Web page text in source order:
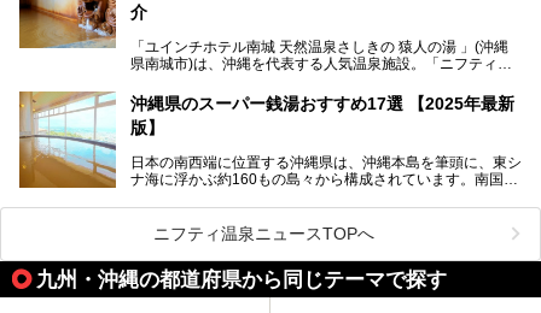
介
「ユインチホテル南城 天然温泉さしきの 猿人の湯 」(沖縄
県南城市)は、沖縄を代表する人気温泉施設。「ニフティ温
位を獲得し、平日・土日にかかわらず多くの常連客や温泉フ
ァンが訪れます。
ンに注目される存在。今回は貸切湯にスポットを当て、その
魅力を徹底解説します。
沖縄県のスーパー銭湯おすすめ17選 【2025年最新
版】
日本の南西端に位置する沖縄県は、沖縄本島を筆頭に、東シ
ナ海に浮かぶ約160もの島々から構成されています。南国な
ずの豊かな自然、独自の歴史や文化など、多くの人を惹きつ
けてやまない魅力あふれる観光県です。
そんな沖縄県のスーパー銭湯には、ホテル併設などリゾート
と同時に楽しめる施設が多くあります。日帰りでも旅行気分
を味わえる、沖縄のスーパー銭湯をご紹介します。
ニフティ温泉ニュースTOPへ
九州・沖縄の都道府県から同じテーマで探す